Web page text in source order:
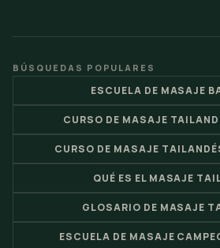
BÚSQUEDAS POPULARES
ESCUELA DE MASAJE
CURSO DE MASAJE
CURSO DE MASAJE
QUÉ ES EL MASAJE
GLOSARIO DE MASAJE
ESCUELA DE MASAJE